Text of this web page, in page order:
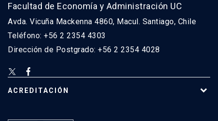
Facultad de Economía y Administración UC
Avda. Vicuña Mackenna 4860, Macul. Santiago, Chile
Teléfono: +56 2 2354 4303
Dirección de Postgrado: +56 2 2354 4028
ACREDITACIÓN